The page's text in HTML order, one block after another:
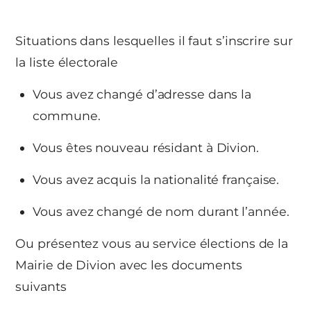
Situations dans lesquelles il faut s’inscrire sur
la liste électorale
Vous avez changé d’adresse dans la
commune.
Vous êtes nouveau résidant à Divion.
Vous avez acquis la nationalité française.
Vous avez changé de nom durant l’année.
Ou présentez vous au service élections de la
Mairie de Divion avec les documents
suivants